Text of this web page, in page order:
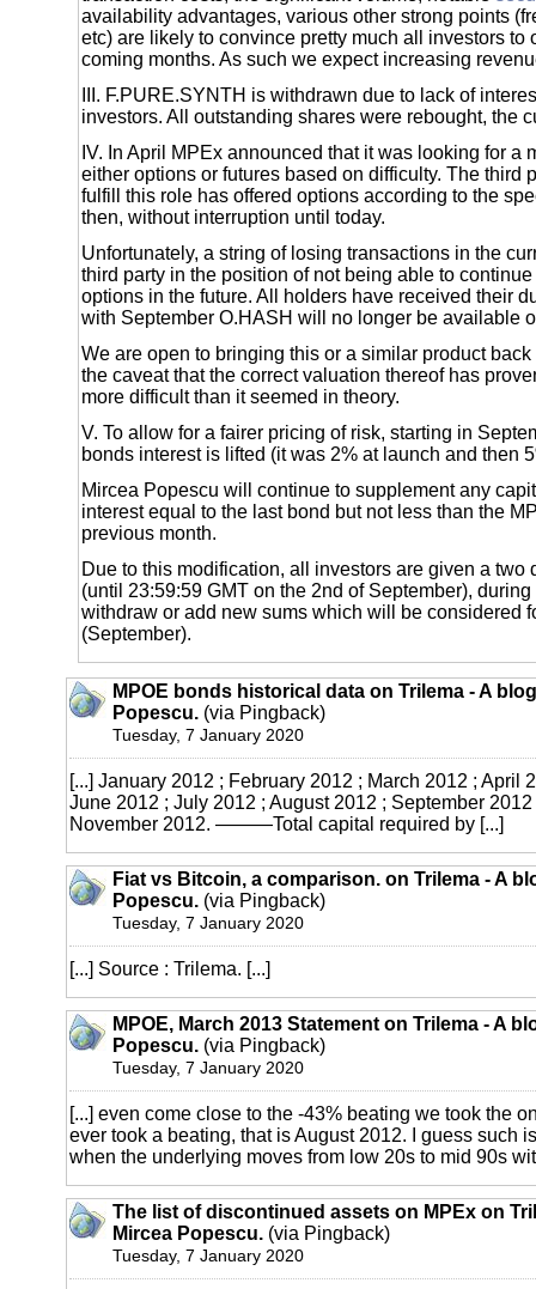
availability advantages, various other strong points
etc) are likely to convince pretty much all investors to
coming months. As such we expect increasing
III. F.PURE.SYNTH is withdrawn due to lack of
investors. All outstanding shares were rebought, the
IV. In April MPEx announced that it was looking for a
either options or futures based on difficulty. The third
fulfill this role has offered options according to the
then, without interruption until today.
Unfortunately, a string of losing transactions in the
third party in the position of not being able to
options in the future. All holders have received their
with September O.HASH will no longer be available
We are open to bringing this or a similar product
the caveat that the correct valuation thereof has
more difficult than it seemed in theory.
V. To allow for a fairer pricing of risk, starting in
bonds interest is lifted (it was 2% at launch and then
Mircea Popescu will continue to supplement any
interest equal to the last bond but not less than the
previous month.
Due to this modification, all investors are given a two
(until 23:59:59 GMT on the 2nd of September),
withdraw or add new sums which will be considered
(September).
MPOE bonds historical data on Trilema - A
Popescu. (via Pingback)
Tuesday, 7 January 2020
[...] January 2012 ; February 2012 ; March 2012 ; April
June 2012 ; July 2012 ; August 2012 ; September
November 2012. ———Total capital required by [...]
Fiat vs Bitcoin, a comparison. on Trilema - A
Popescu. (via Pingback)
Tuesday, 7 January 2020
[...] Source : Trilema. [...]
MPOE, March 2013 Statement on Trilema - A
Popescu. (via Pingback)
Tuesday, 7 January 2020
[...] even come close to the -43% beating we took the
ever took a beating, that is August 2012. I guess such
when the underlying moves from low 20s to mid 90s
The list of discontinued assets on MPEx on
Mircea Popescu. (via Pingback)
Tuesday, 7 January 2020